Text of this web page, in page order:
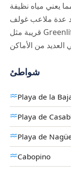
يعني مياه نظيفة
عدة ملاعب غولف
قريبة مثل Greenlife Golf و Santa María Golf. المرافق
شواطئ
Playa de la
Playa de
Playa de
Cabopino